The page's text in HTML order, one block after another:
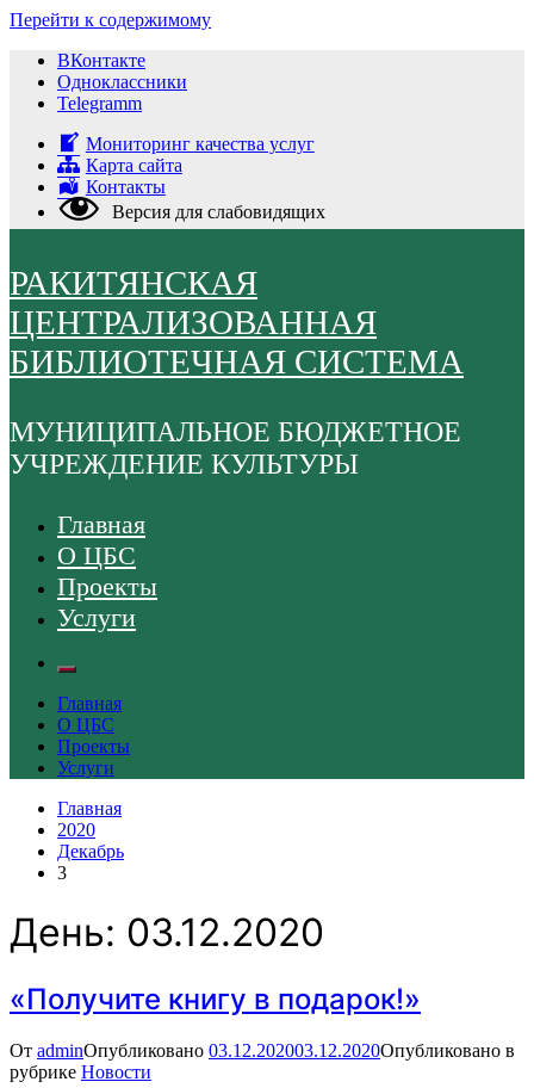
Перейти к содержимому
ВКонтакте
Одноклассники
Telegramm
Мониторинг качества услуг
Карта сайта
Контакты
Версия для слабовидящих
РАКИТЯНСКАЯ
ЦЕНТРАЛИЗОВАННАЯ
БИБЛИОТЕЧНАЯ СИСТЕМА
МУНИЦИПАЛЬНОЕ БЮДЖЕТНОЕ
УЧРЕЖДЕНИЕ КУЛЬТУРЫ
Главная
О ЦБС
Проекты
Услуги
Главная
О ЦБС
Проекты
Услуги
Главная
2020
Декабрь
3
День: 03.12.2020
«Получите книгу в подарок!»
От adminОпубликовано 03.12.202003.12.2020Опубликовано в
рубрике Новости